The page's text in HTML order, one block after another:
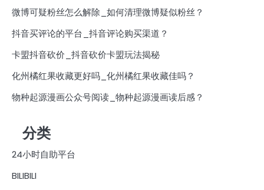
微博可疑粉丝怎么解除_如何清理微博疑似粉丝？
抖音买评论的平台_抖音评论购买渠道？
卡盟抖音砍价_抖音砍价卡盟玩法揭秘
化州橘红果收藏更好吗_化州橘红果收藏佳吗？
物种起源漫画公众号阅读_物种起源漫画读后感？
分类
24小时自助平台
BILIBILI